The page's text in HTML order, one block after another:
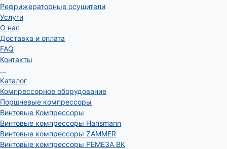
Рефрижераторные осушители
Услуги
О нас
Доставка и оплата
FAQ
Контакты
...
Каталог
Компрессорное оборудование
Поршневые компрессоры
Винтовые Компрессоры
Винтовые компрессоры Hansmann
Винтовые компрессоры ZAMMER
Винтовые компрессоры РЕМЕЗА ВК